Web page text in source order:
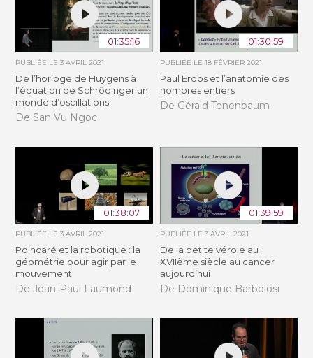
01:35:16
PUBLIÉE LE3 AVRIL 2021
De l’horloge de Huygens à
l’équation de Schrödinger un
monde d’oscillations
De San Vu Ngoc
01:30:59
PUBLIÉE LE 18 FÉVRIER 2021
Paul Erdös et l’anatomie des
nombres entiers
De Gérald Tenenbaum
01:38:07
PUBLIÉE LE3 AVRIL 2021
Poincaré et la robotique : la
géométrie pour agir par le
mouvement
De Jean-Paul Laumond
01:39:59
PUBLIÉE LE 3 AVRIL 2021
De la petite vérole au
XVIIème siècle au cancer
aujourd’hui
De Dominique Barbolosi